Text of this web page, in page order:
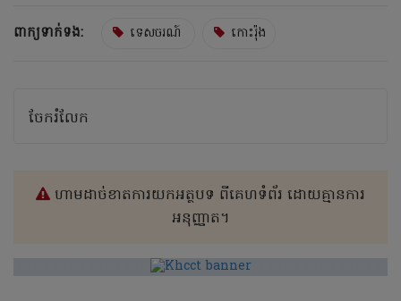
ពាក្យទាក់ទង: ទេសចរណ៍ កោះរ៉ុង
ចែករំលែក
ហាមដាច់ខាតការយកអត្ថបទ ពីគេហទំព័រ ដោយគ្មានការ
អនុញ្ញាត។